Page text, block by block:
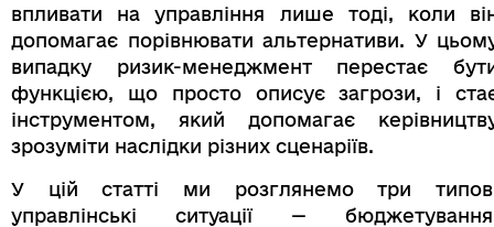
впливати на управління лише тоді, коли
допомагає порівнювати альтернативи. У
випадку ризик-менеджмент перестає
функцією, що просто описує загрози, і
інструментом, який допомагає
зрозуміти наслідки різних сценаріїв.
У цій статті ми розглянемо три
управлінські ситуації —